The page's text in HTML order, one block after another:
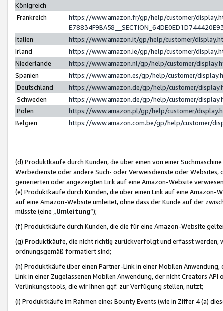
Königreich
Frankreich
https://www.amazon.fr/gp/help/customer/
Italien
https://www.amazon.it/gp/help/customer/
Irland
https://www.amazon.ie/gp/help/customer/
Niederlande
https://www.amazon.nl/gp/help/customer/
Spanien
https://www.amazon.es/gp/help/customer/
Deutschland
https://www.amazon.de/gp/help/customer/
Schweden
https://www.amazon.de/gp/help/customer/
Polen
https://www.amazon.pl/gp/help/customer/
Belgien
https://www.amazon.com.be/gp/help/customer/
(d) Produktkäufe durch Kunden, die über einen von einer
Werbedienste oder andere Such- oder Verweisdienste oder Websites,
generierten oder angezeigten Link auf eine Amazon-Website
(e) Produktkäufe durch Kunden, die über einen Link auf eine
auf eine Amazon-Website umleitet, ohne dass der Kunde auf der
müsste (eine „ Umleitung“);
(f) Produktkäufe durch Kunden, die die für eine Amazon-Website
(g) Produktkäufe, die nicht richtig zurückverfolgt und erfasst werden,
ordnungsgemäß formatiert sind;
(h) Produktkäufe über einen Partner-Link in einer Mobilen
Link in einer Zugelassenen Mobilen Anwendung, der nicht Creators
Verlinkungstools, die wir Ihnen ggf. zur Verfügung stellen, nutzt;
(i) Produktkäufe im Rahmen eines Bounty Events (wie in Ziffer 4 (a)